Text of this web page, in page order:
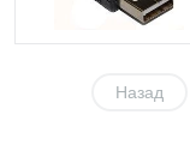
Назад